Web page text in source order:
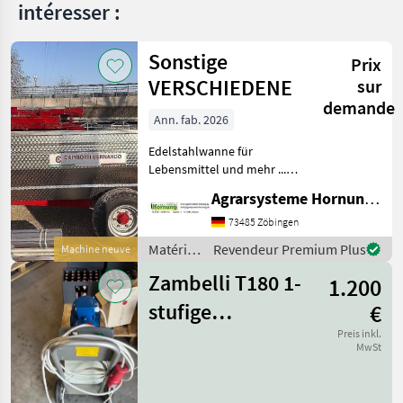
intéresser :
Machine neuve
Sonstige
VERSCHIEDENE
Prix
sur
demande
Ann. fab. 2026
Edelstahlwanne für
Lebensmittel und mehr ...
Tridem Zweiachser mit
Drehschemel Sagen Sie uns
was Sie möchten Größe /
Breifung / Zubehör, dann
be
Agrarsysteme Hornung GmbH & Co. KG
73485 Zöbingen
Matériels
/
Sonstige
Revendeur Premium Plus
Zambelli T180 1-
stufige
1.200
€
Preis inkl.
MwSt